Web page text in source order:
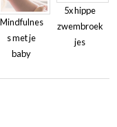
Mindfulnes
s met je
baby
5x hippe
zwembroek
jes